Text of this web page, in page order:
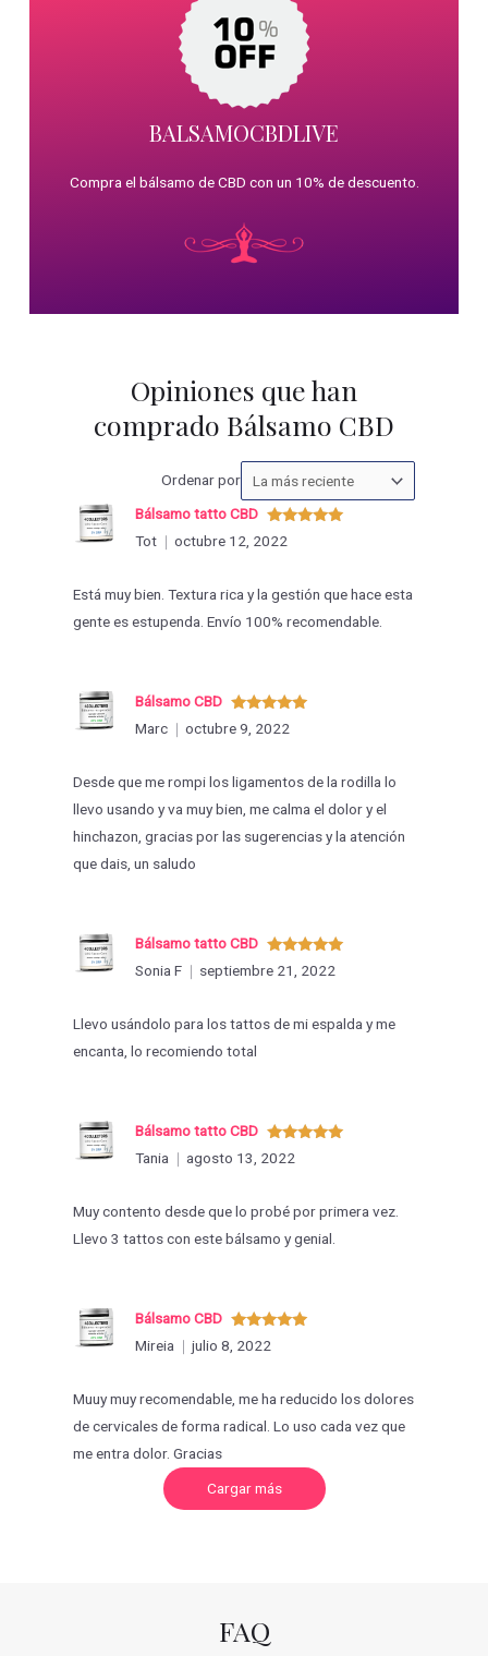
BALSAMOCBDLIVE
Compra el bálsamo de CBD con un 10% de descuento.
Opiniones que han
comprado Bálsamo CBD
Ordenar porOrdenar
las
Valorado
con
Bálsamo tatto CBD
Tot
octubre 12, 2022
Está muy bien. Textura rica y la gestión que hace esta
gente es estupenda. Envío 100% recomendable.
Valorado
con5de 5
Bálsamo CBD
Marc
octubre 9, 2022
Desde que me rompi los ligamentos de la rodilla lo
llevo usando y va muy bien, me calma el dolor y el
hinchazon, gracias por las sugerencias y la atención
que dais, un saludo
Valorado
con 5de 5
Bálsamo tatto CBD
Sonia F
septiembre 21, 2022
Llevo usándolo para los tattos de mi espalda y me
encanta, lo recomiendo total
Valorado
con
Bálsamo tatto CBD
Tania
agosto 13, 2022
Muy contento desde que lo probé por primera vez.
Llevo 3 tattos con este bálsamo y genial.
Valorado
con5de 5
Bálsamo CBD
Mireia
julio 8, 2022
Muuy muy recomendable, me ha reducido los dolores
de cervicales de forma radical. Lo uso cada vez que
me entra dolor. Gracias
Cargar másC
r
FAQ